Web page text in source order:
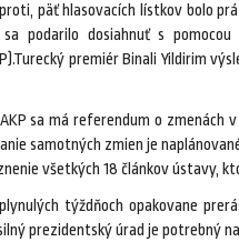
päť hlasovacích lístkov bolo
podarilo dosiahnuť s
premiér Binali Yildirim
sa má referendum o zmenách
samotných zmien je
všetkých 18 článkov ústavy,
týždňoch opakovane
prezidentský úrad je potrebný